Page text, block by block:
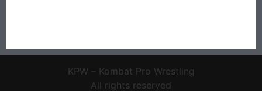
KPW – Kombat Pro Wrestling
All rights reserved